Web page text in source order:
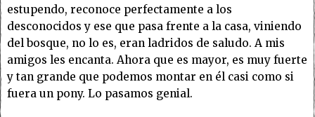
estupendo, reconoce perfectamente a los
desconocidos y ese que pasa frente a la casa, viniendo
del bosque, no lo es, eran ladridos de saludo. A mis
amigos les encanta. Ahora que es mayor, es muy fuerte
y tan grande que podemos montar en él casi como si
fuera un pony. Lo pasamos genial.